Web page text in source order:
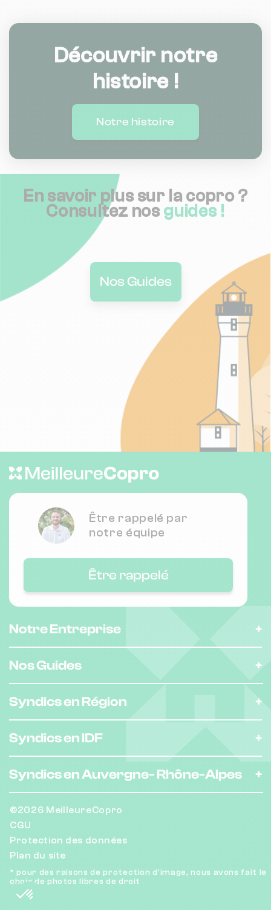
Découvrir notre
histoire !
Notre histoire
En savoir plus sur la copro ?
Consultez nos guides !
Nos Guides
Être rappelé par
notre équipe
Être rappelé
Notre Entreprise
Nos Guides
Syndics en Région
Syndics en IDF
Syndics en Auvergne-Rhône-Alpes
©2026 MeilleureCopro
CGU
Protection des données
Plan du site
* pour des raisons de protection d'image, nous avons fait le
choix de photos libres de droit